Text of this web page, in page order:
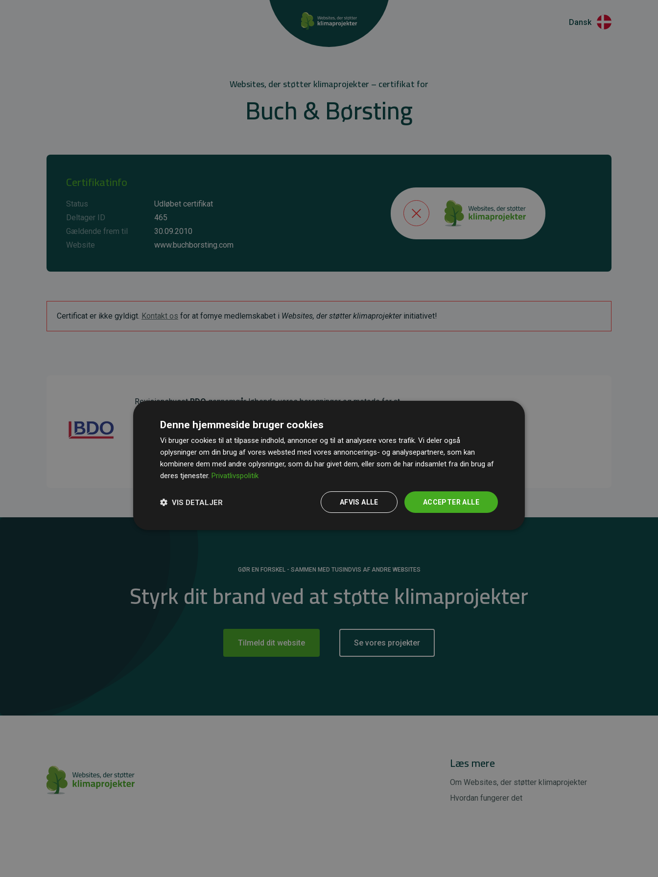
Dansk
Websites, der støtter klimaprojekter – certifikat for
Buch & Børsting
Certifikatinfo
Status
Udløbet certifikat
Deltager ID
465
Gældende frem til
30.09.2010
Website
www.buchborsting.com
Certificat er ikke gyldigt. Kontakt os for at fornye medlemskabet i Websites, der støtter klimaprojekterinitiativet!
RevisionshusetBDOgennemgår løbende vores beregninger og metode for at
gennemsnit kompenserer for
200% af medlemmernes websites estimerede
CO₂-udledninger .
GØR EN FORSKEL - SAMMEN MED TUSINDVIS AF ANDRE WEBSITES
Styrk dit brand ved at støtte klimaprojekter
Tilmeld dit website Se vores projekter
Læs mere
Om Websites, der støtter klimaprojekter
Hvordan fungerer det
Denne hjemmeside bruger cookies
Vi bruger cookies til at tilpasse indhold, annoncer og til at analysere vores trafik. Vi deler også
oplysninger om din brug af vores websted med vores annoncerings- og analysepartnere, som kan
kombinere dem med andre oplysninger, som du har givet dem, eller som de har indsamlet fra din brug af
deres tjenester. Privatlivspolitik
ACCEPTER ALLE
AFVIS ALLE
VIS DETALJER